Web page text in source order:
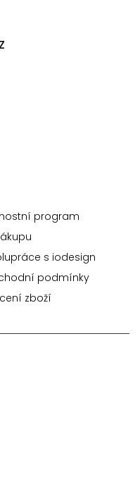
program
s iodesign
podmínky
zboží